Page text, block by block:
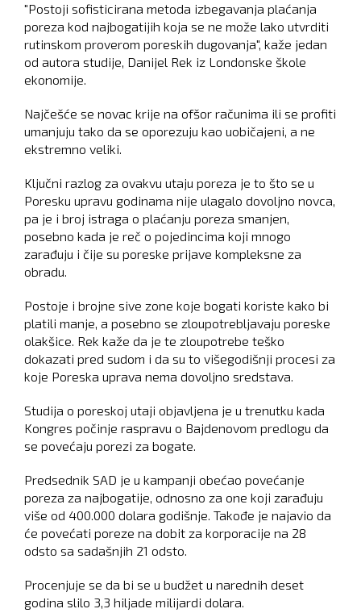
"Postoji sofisticirana metoda izbegavanja plaćanja
poreza kod najbogatijih koja se ne može lako utvrditi
rutinskom proverom poreskih dugovanja", kaže jedan
od autora studije, Danijel Rek iz Londonske škole
ekonomije.
Najčešće se novac krije na ofšor računima ili se profiti
umanjuju tako da se oporezuju kao uobičajeni, a ne
ekstremno veliki.
Ključni razlog za ovakvu utaju poreza je to što se u
Poresku upravu godinama nije ulagalo dovoljno novca,
pa je i broj istraga o plaćanju poreza smanjen,
posebno kada je reč o pojedincima koji mnogo
zarađuju i čije su poreske prijave kompleksne za
obradu.
Postoje i brojne sive zone koje bogati koriste kako bi
platili manje, a posebno se zloupotrebljavaju poreske
olakšice. Rek kaže da je te zloupotrebe teško
dokazati pred sudom i da su to višegodišnji procesi za
koje Poreska uprava nema dovoljno sredstava.
Studija o poreskoj utaji objavljena je u trenutku kada
Kongres počinje raspravu o Bajdenovom predlogu da
se povećaju porezi za bogate.
Predsednik SAD je u kampanji obećao povećanje
poreza za najbogatije, odnosno za one koji zarađuju
više od 400.000 dolara godišnje. Takođe je najavio da
će povećati poreze na dobit za korporacije na 28
odsto sa sadašnjih 21 odsto.
Procenjuje se da bi se u budžet u narednih deset
godina slilo 3,3 hiljade milijardi dolara.